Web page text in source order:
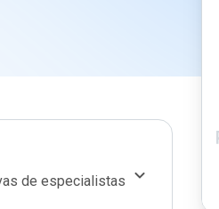
de especialistas